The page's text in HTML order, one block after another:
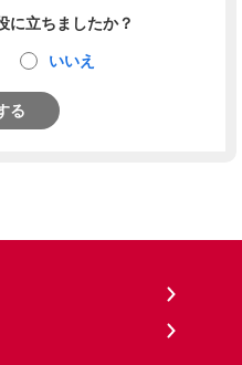
に立ちましたか？
いいえ
る